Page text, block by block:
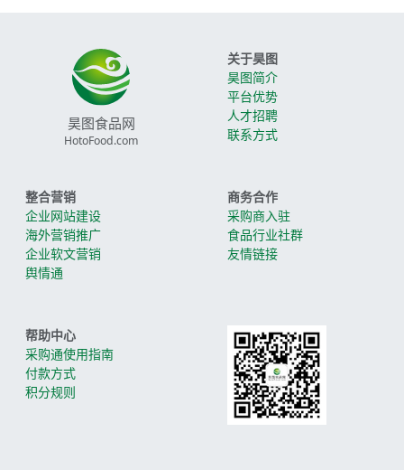
昊图食品网
HotoFood.com
关于昊图
昊图简介
平台优势
人才招聘
联系方式
整合营销
企业网站建设
海外营销推广
企业软文营销
舆情通
商务合作
采购商入驻
食品行业社群
友情链接
帮助中心
采购通使用指南
付款方式
积分规则